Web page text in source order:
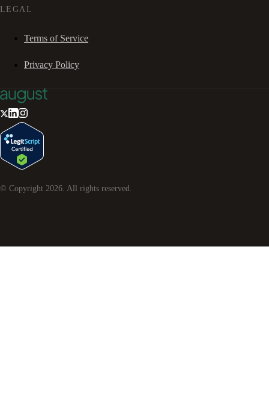
LEGAL
Terms of Service
Privacy Policy
© Copyright 2026 . All rights reserved.